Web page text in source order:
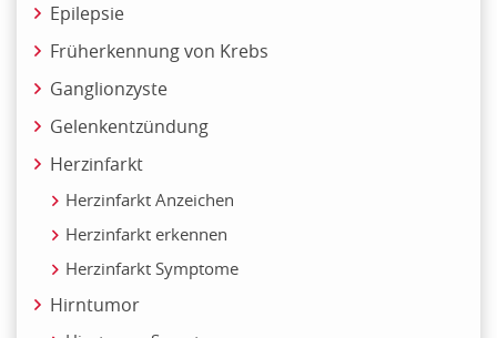
Epilepsie
Früherkennung von Krebs
Ganglionzyste
Gelenkentzündung
Herzinfarkt
Herzinfarkt Anzeichen
Herzinfarkt erkennen
Herzinfarkt Symptome
Hirntumor